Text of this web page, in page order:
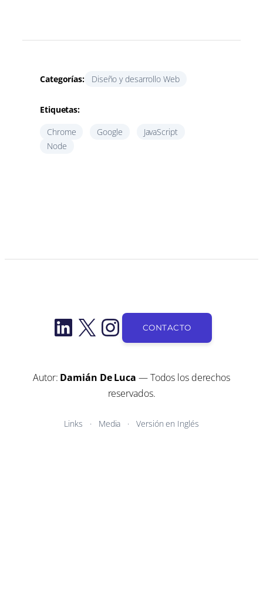
Categorías: Diseño y desarrollo Web
Etiquetas:
Chrome Google
JavaScript
Node
LinkedIn
X Instagram
CONTACTO
Autor: Damián De Luca — Todos los derechos
reservados.
Links Media Versión en Inglés